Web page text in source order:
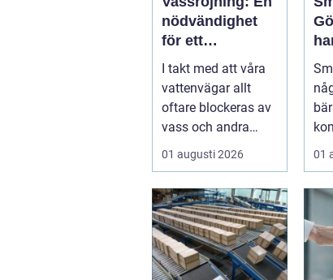
nödvändighet
för ett
hälsosamt
vattenlandskap
I takt med att våra
vattenvägar allt
oftare blockeras av
vass och andra
vattenväxter...
01 augusti 2026 01